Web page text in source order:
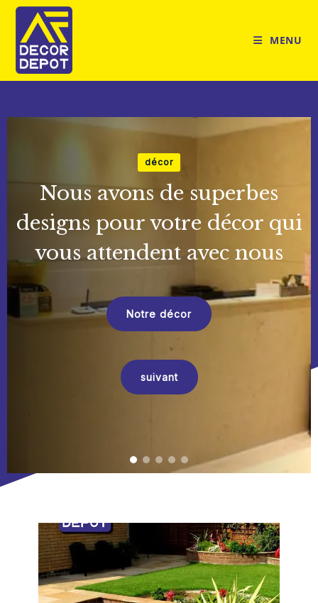
Skip
content
MENU
décor
Nous avons de superbes
designs pour votre décor qui
vous attendent avec nous
Notre décor
suivant